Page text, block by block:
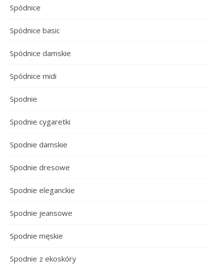
Spódnice
Spódnice basic
Spódnice damskie
Spódnice midi
Spodnie
Spodnie cygaretki
Spodnie damskie
Spodnie dresowe
Spodnie eleganckie
Spodnie jeansowe
Spodnie męskie
Spodnie z ekoskóry